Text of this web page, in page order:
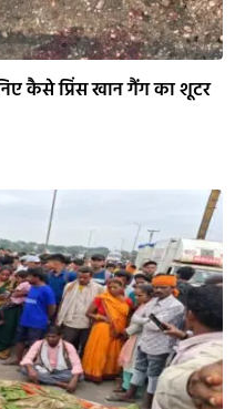
कैसे प्रिंस खान गैंग का शूटर